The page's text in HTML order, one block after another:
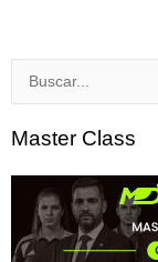
Buscar
Master Class